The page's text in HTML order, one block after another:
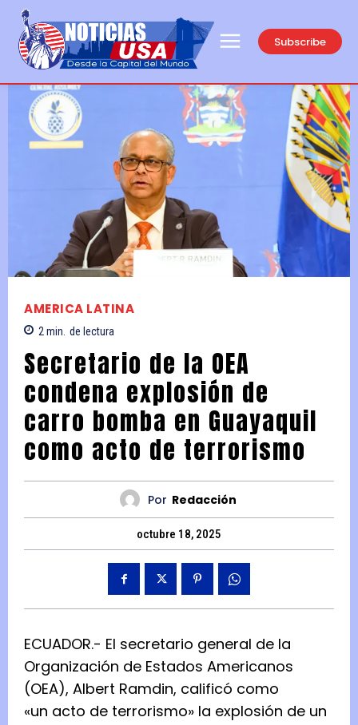
Subscribe
AMERICA LATINA
2 min. de lectura
Secretario de la OEA
condena explosión de
carro bomba en Guayaquil
como acto de terrorismo
Por Redacción
octubre 18, 2025
ECUADOR.- El secretario general de la
Organización de Estados Americanos
(OEA), Albert Ramdin, calificó como
«un acto de terrorismo» la explosión de un